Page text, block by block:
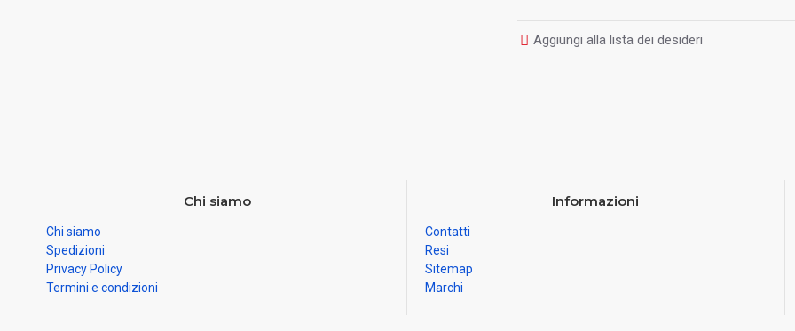
Aggiungi alla lista dei desideri
Chi siamo
Chi siamo
Spedizioni
Privacy Policy
Termini e condizioni
Informazioni
Contatti
Resi
Sitemap
Marchi